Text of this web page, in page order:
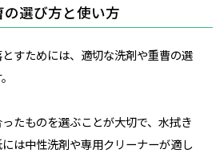
選び方と使い方
すためには、適切な洗剤や重曹の選
たものを選ぶことが大切で、水拭き
は中性洗剤や専用クリーナーが適し